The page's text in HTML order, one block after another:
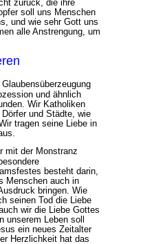
zurück, die ihre
soll uns Menschen
und wie sehr Gott uns
alle Anstrengung, um
und ähnlich
Wir Katholiken
und Städte, wie
tragen seine Liebe in
mit der Monstranz
besteht darin,
Menschen auch in
bringen. Wie
seinen Tod die Liebe
wir die Liebe Gottes
unserem Leben soll
ein neues Zeitalter
Herzlichkeit hat das